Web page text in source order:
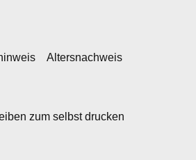
Altersnachweis
zum selbst drucken